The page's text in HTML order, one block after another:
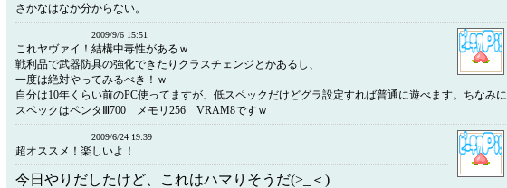
さかなはなか分からない。
2009/9/6 15:51
これヤヴァイ！結構中毒性があるｗ
戦利品で武器防具の強化できたりクラスチェンジとかあるし、
一度は絶対やってみるべき！ｗ
自分は10年くらい前のPC使ってますが、低スペックだけどグラ設定すれば普通に遊べます。ちなみに
スペックはペンタⅢ700 メモリ256 VRAM8ですｗ
2009/6/24 19:39
超オススメ！楽しいよ！
今日やりだしたけど、これはハマりそうだ(>_＜)